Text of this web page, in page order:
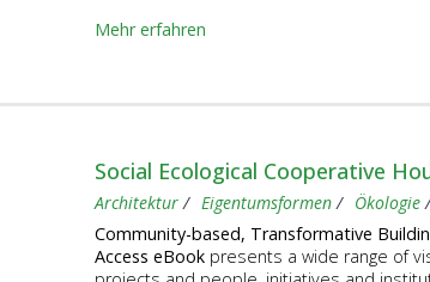
Mehr erfahren
Social Ecological Cooperative
Architektur Eigentumsformen Ökologie
Community-based, Transformative
Access eBook presents a wide range of